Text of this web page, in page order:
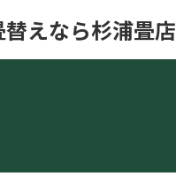
えなら杉浦畳店